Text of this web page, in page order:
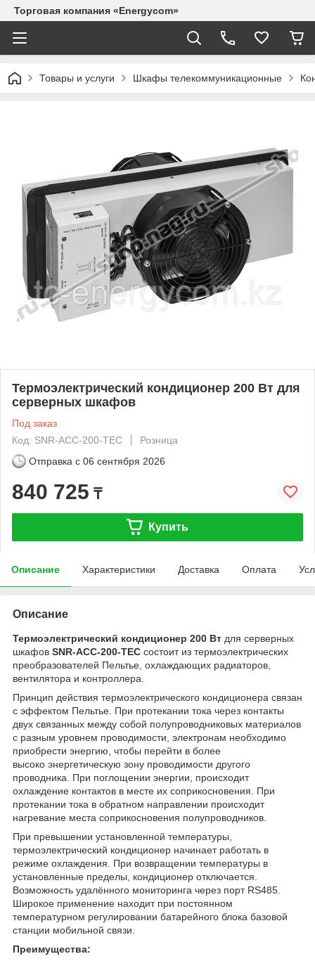
Торговая компания «Energycom»
Товары и услуги Шкафы телекоммуникационные
Термоэлектрический кондиционер 200 Вт для
серверных шкафов
Под заказ
Код: SNR-ACC-200-TEC
Розница
Отправка с 06 сентября 2026
840 725 ₸
Купить
Описание Характеристики Доставка Оплата
Описание
Термоэлектрический кондиционер 200 Вт для серверных
шкафов SNR-ACC-200-TEC состоит из термоэлектрических
преобразователей Пельтье, охлаждающих радиаторов,
вентилятора и контроллера.
Принцип действия термоэлектрического кондиционера связан
с эффектом Пельтье. При протекании тока через контакты
двух связанных между собой полупроводниковых материалов
с разным уровнем проводимости, электронам необходимо
приобрести энергию, чтобы перейти в более
высоко энергетическую зону проводимости другого
проводника. При поглощении энергии, происходит
охлаждение контактов в месте их соприкосновения. При
протекании тока в обратном направлении происходит
нагревание места соприкосновения полупроводников.
При превышении установленной температуры,
термоэлектрический кондиционер начинает работать в
режиме охлаждения. При возвращении температуры в
установленные пределы, кондиционер отключается.
Возможность удалённого мониторинга через порт RS485.
Широкое применение находит при постоянном
температурном регулировании батарейного блока базовой
станции мобильной связи.
Преимущества: